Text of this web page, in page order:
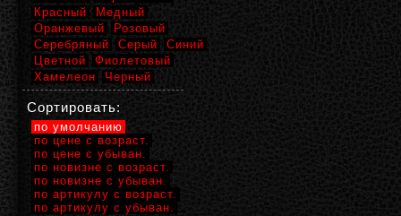
Красный
Медный
Оранжевый
Розовый
Серебряный
Серый
Синий
Цветной
Фиолетовый
Хамелеон
Черный
Сортировать:
по умолчанию
по цене с возраст.
по цене с убыван.
по новизне с возраст.
по новизне с убыван.
по артикулу с возраст.
по артикулу с убыван.